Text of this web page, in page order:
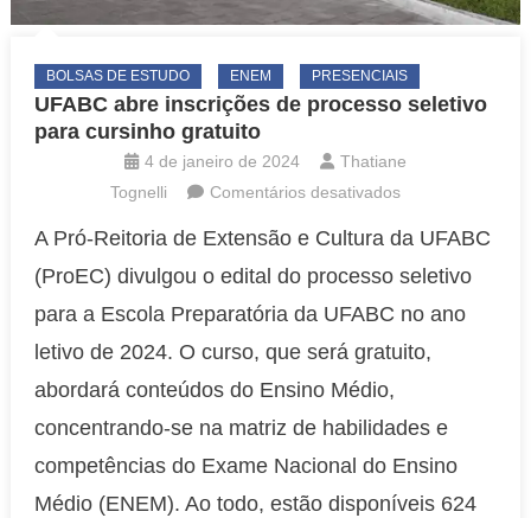
BOLSAS DE ESTUDO ENEM PRESENCIAIS
UFABC abre inscrições de processo seletivo
para cursinho gratuito
4 de janeiro de 2024
Thatiane
Tognelli
Comentários desativadosem
abre
inscrições
de
seletivo
cursinho
gratuito
A Pró-Reitoria de Extensão e Cultura da UFABC
(ProEC) divulgou o edital do processo seletivo
para a Escola Preparatória da UFABC no ano
letivo de 2024. O curso, que será gratuito,
abordará conteúdos do Ensino Médio,
concentrando-se na matriz de habilidades e
competências do Exame Nacional do Ensino
Médio (ENEM). Ao todo, estão disponíveis 624